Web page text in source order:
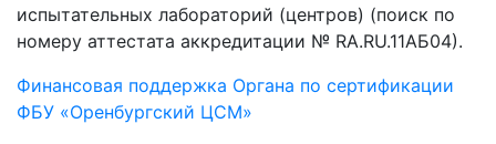
испытательных лабораторий (центров) (поиск по
номеру аттестата аккредитации № RA.RU.11АБ04).
Финансовая поддержка Органа по сертификации
ФБУ «Оренбургский ЦСМ»